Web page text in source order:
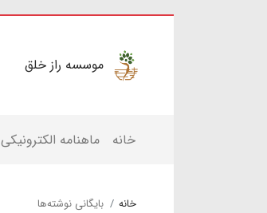
موسسه راز خلق
خانه ماهنامه الکترونیکی
خانه بایگانی نوشته‌ها